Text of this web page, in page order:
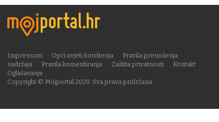
Copyright © Mojportal 2020. Sva prava pridržana.
Impressum Opći uvjeti korištenja
Pravila prenošenja
sadržaja
Pravila komentiranja Zaštita privatnosti
Kontakt
Oglašavanje